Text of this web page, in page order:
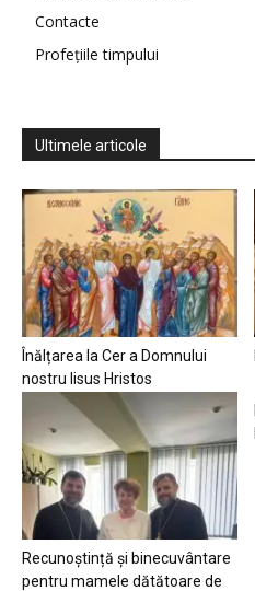
Contacte
Profețiile timpului
Ultimele articole
Înălțarea la Cer a Domnului
nostru Iisus Hristos
Recunoștință și binecuvântare
pentru mamele dătătoare de